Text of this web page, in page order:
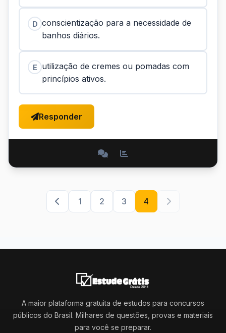
D conscientização para a necessidade de
banhos diários.
E
utilização de cremes ou pomadas com
princípios ativos.
Responder
1 2 3 4
A maior plataforma gratuita de estudos para concursos
públicos do Brasil. Milhares de questões, provas e materiais
para você se preparar.